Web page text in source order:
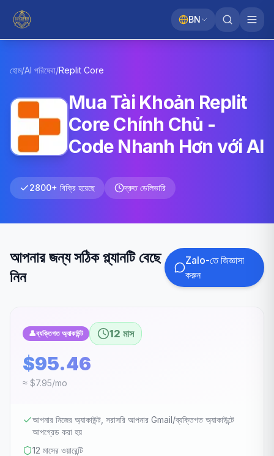
BN
হোম/AI পরিষেবা/Replit Core
Mua Tài Khoản Replit
Core Chính Chủ -
Code Nhanh Hơn với AI
2800+ বিক্রি হয়েছে দ্রুত ডেলিভারি
আপনার জন্য সঠিক প্ল্যানটি বেছে
নিন
Zalo-তে জিজ্ঞাসা
করুন
👤ব্যক্তিগত অ্যাকাউন্ট 12 মাস
$95.46
≈ $7.95/mo
আপনার নিজের অ্যাকাউন্ট, সরাসরি আপনার Gmail/ব্যক্তিগত অ্যাকাউন্টে
আপগ্রেড করা হয়
12 মাসের ওয়ারেন্টি